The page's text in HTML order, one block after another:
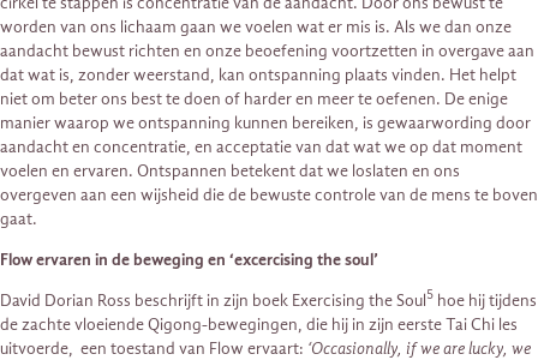
worden van ons lichaam gaan we voelen wat er mis is. Als we dan onze
aandacht bewust richten en onze beoefening voortzetten in overgave aan
dat wat is, zonder weerstand, kan ontspanning plaats vinden. Het helpt
niet om beter ons best te doen of harder en meer te oefenen. De enige
manier waarop we ontspanning kunnen bereiken, is gewaarwording door
aandacht en concentratie, en acceptatie van dat wat we op dat moment
voelen en ervaren. Ontspannen betekent dat we loslaten en ons
overgeven aan een wijsheid die de bewuste controle van de mens te boven
gaat.
Flow ervaren in de beweging en ‘excercising the soul’
David Dorian Ross beschrijft in zijn boek Exercising the Soul5 hoe hij tijdens
de zachte vloeiende Qigong-bewegingen, die hij in zijn eerste Tai Chi les
uitvoerde, een toestand van Flow ervaart: ‘Occasionally, if we are lucky, we